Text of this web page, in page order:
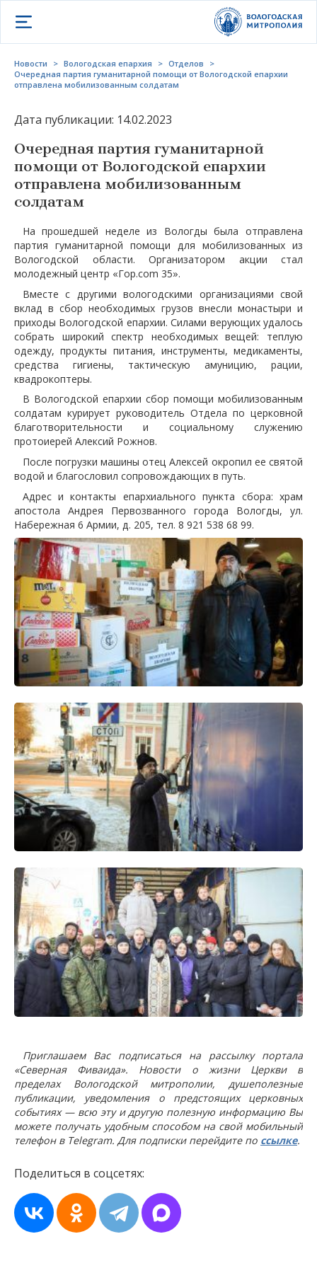
Открыть меню
Новости > Вологодская епархия > Отделов
>
Очередная партия гуманитарной помощи от Вологодской епархии
отправлена мобилизованным солдатам
Дата публикации: 14.02.2023
Очередная партия гуманитарной
помощи от Вологодской епархии
отправлена мобилизованным
солдатам
На прошедшей неделе из Вологды была отправлена
партия гуманитарной помощи для мобилизованных из
Вологодской области. Организатором акции стал
молодежный центр «Гор.com 35».
Вместе с другими вологодскими организациями свой
вклад в сбор необходимых грузов внесли монастыри и
приходы Вологодской епархии. Силами верующих удалось
собрать широкий спектр необходимых вещей: теплую
одежду, продукты питания, инструменты, медикаменты,
средства гигиены, тактическую амуницию, рации,
квадрокоптеры.
В Вологодской епархии сбор помощи мобилизованным
солдатам курирует руководитель Отдела по церковной
благотворительности и социальному служению
протоиерей Алексий Рожнов.
После погрузки машины отец Алексей окропил ее святой
водой и благословил сопровождающих в путь.
Адрес и контакты епархиального пункта сбора: храм
апостола Андрея Первозванного города Вологды, ул.
Набережная 6 Армии, д. 205, тел. 8 921 538 68 99.
Приглашаем Вас подписаться на рассылку портала
«Северная Фиваида». Новости о жизни Церкви в
пределах Вологодской митрополии, душеполезные
публикации, уведомления о предстоящих церковных
событиях — всю эту и другую полезную информацию Вы
можете получать удобным способом на свой мобильный
телефон в Telegram. Для подписки перейдите по ссылке.
Поделиться в соцсетях: